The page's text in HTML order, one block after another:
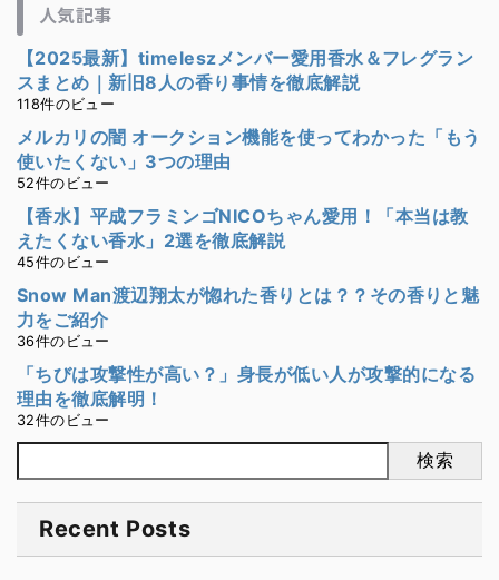
人気記事
【2025最新】timeleszメンバー愛用香水＆フレグラン
スまとめ｜新旧8人の香り事情を徹底解説
118件のビュー
メルカリの闇 オークション機能を使ってわかった「もう
使いたくない」3つの理由
52件のビュー
【香水】平成フラミンゴNICOちゃん愛用！「本当は教
えたくない香水」2選を徹底解説
45件のビュー
Snow Man渡辺翔太が惚れた香りとは？？その香りと魅
力をご紹介
36件のビュー
「ちびは攻撃性が高い？」身長が低い人が攻撃的になる
理由を徹底解明！
32件のビュー
検索
Recent Posts